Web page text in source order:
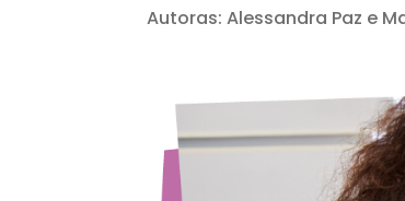
Autoras: Alessandra Paz e